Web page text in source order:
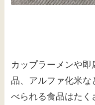
カップラーメンや
品、アルファ化米
べられる食品はたく